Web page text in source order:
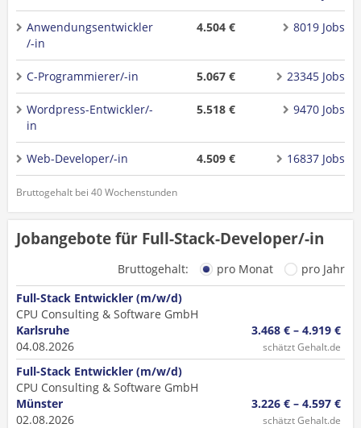
Anwendungsentwickler
/-in
4.504 € 8019 Jobs
C-Programmierer/-in 5.067 € 23345 Jobs
Wordpress-Entwickler/-
in
5.518 € 9470 Jobs
Web-Developer/-in 4.509 € 16837 Jobs
Bruttogehalt bei 40 Wochenstunden
Jobangebote für Full-Stack-Developer/-in
Bruttogehalt: pro Monat
pro Jahr
Full-Stack Entwickler (m/w/d)
CPU Consulting & Software GmbH
Karlsruhe
04.08.2026
3.468 € – 4.919 €
schätzt Gehalt.de
Full-Stack Entwickler (m/w/d)
CPU Consulting & Software GmbH
Münster
02.08.2026
3.226 € – 4.597 €
schätzt Gehalt.de